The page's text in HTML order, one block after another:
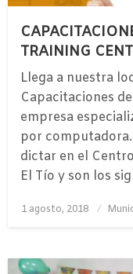
TRAINING
Llega a nuestra
Capacitaciones
empresa
por computadora.
dictar en el
El Tío y son los
Publicado
1 agosto, 2018